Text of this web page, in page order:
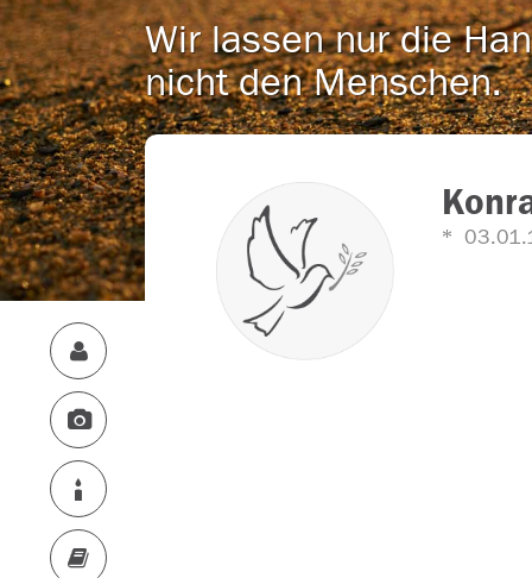
Wir lassen nur die
nicht den Menschen.